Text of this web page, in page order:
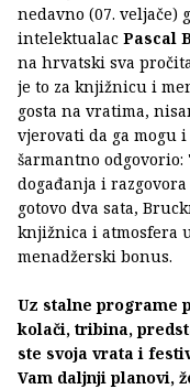
nedavno (07. veljače)
intelektualac Pascal
na hrvatski sva
je to za knjižnicu i
gosta na vratima,
vjerovati da ga mogu
šarmantno
događanja i
gotovo dva sata,
knjižnica i atmosfera
menadžerski bonus.
Uz stalne programe
kolači, tribina,
ste svoja vrata i
Vam daljnji planovi,